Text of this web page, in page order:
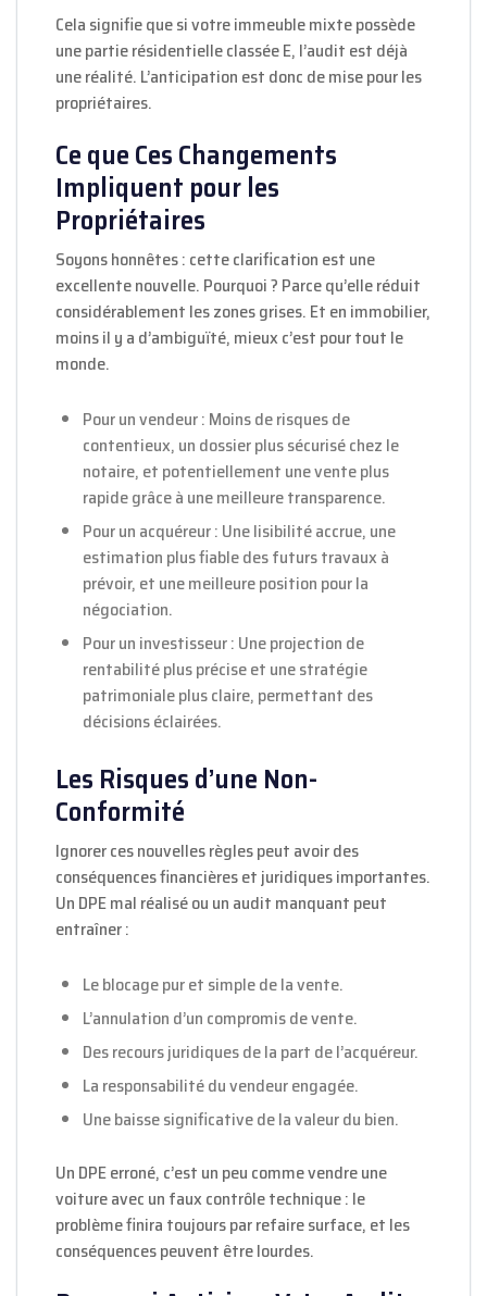
Cela signifie que si votre immeuble mixte possède
une partie résidentielle classée E, l’audit est déjà
une réalité. L’anticipation est donc de mise pour les
propriétaires.
Ce que Ces Changements
Impliquent pour les
Propriétaires
Soyons honnêtes : cette clarification est une
excellente nouvelle. Pourquoi ? Parce qu’elle réduit
considérablement les zones grises. Et en immobilier,
moins il y a d’ambiguïté, mieux c’est pour tout le
monde.
Pour un vendeur : Moins de risques de
contentieux, un dossier plus sécurisé chez le
notaire, et potentiellement une vente plus
rapide grâce à une meilleure transparence.
Pour un acquéreur : Une lisibilité accrue, une
estimation plus fiable des futurs travaux à
prévoir, et une meilleure position pour la
négociation.
Pour un investisseur : Une projection de
rentabilité plus précise et une stratégie
patrimoniale plus claire, permettant des
décisions éclairées.
Les Risques d’une Non-
Conformité
Ignorer ces nouvelles règles peut avoir des
conséquences financières et juridiques importantes.
Un DPE mal réalisé ou un audit manquant peut
entraîner :
Le blocage pur et simple de la vente.
L’annulation d’un compromis de vente.
Des recours juridiques de la part de l’acquéreur.
La responsabilité du vendeur engagée.
Une baisse significative de la valeur du bien.
Un DPE erroné, c’est un peu comme vendre une
voiture avec un faux contrôle technique : le
problème finira toujours par refaire surface, et les
conséquences peuvent être lourdes.